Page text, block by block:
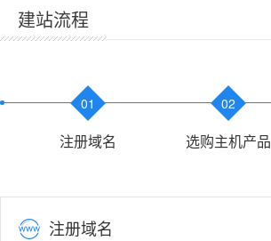
建站流程
01
注册域名
02
选购主机产品
注册域名